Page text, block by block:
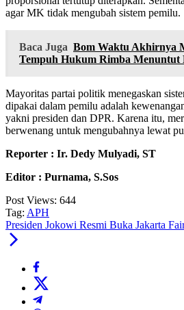
agar MK tidak mengubah sistem pemilu.
Baca Juga Bom Waktu Akhirnya
Tempuh Hukum Rimba Menuntut
Mayoritas partai politik menegaskan
dipakai dalam pemilu adalah
yakni presiden dan DPR. Karena itu,
berwenang untuk mengubahnya lewat
Reporter : Ir. Dedy Mulyadi, ST
Editor : Purnama, S.Sos
Post Views: 644
Tag: APH
Presiden Jokowi Resmi Buka Jakarta